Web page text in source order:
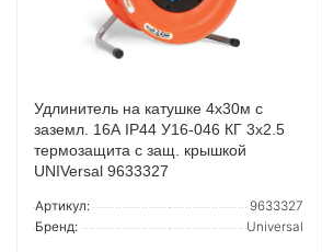
Удлинитель на катушке 4х30м с
заземл. 16А IP44 У16-046 КГ 3х2.5
термозащита с защ. крышкой
UNIVersal 9633327
Артикул:
9633327
Бренд:
Universal